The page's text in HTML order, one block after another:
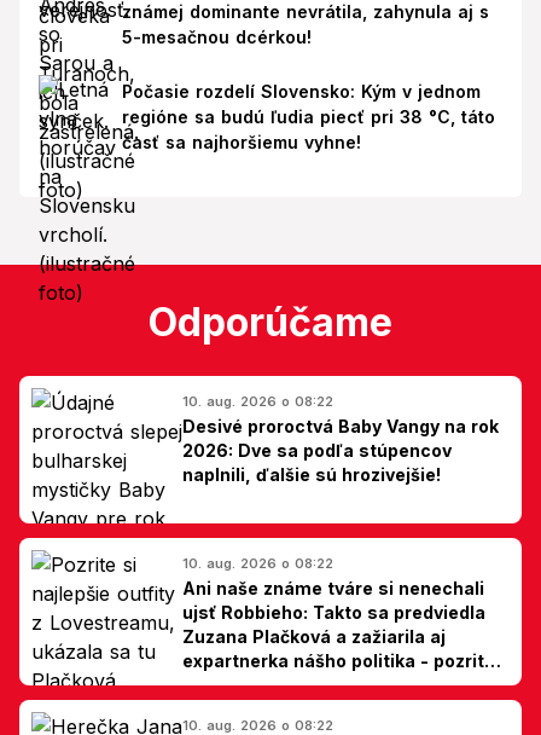
známej dominante nevrátila, zahynula aj s
5-mesačnou dcérkou!
Počasie rozdelí Slovensko: Kým v jednom
regióne sa budú ľudia piecť pri 38 °C, táto
časť sa najhoršiemu vyhne!
Odporúčame
10. aug. 2026 o 08:22
Desivé proroctvá Baby Vangy na rok
2026: Dve sa podľa stúpencov
naplnili, ďalšie sú hrozivejšie!
10. aug. 2026 o 08:22
Ani naše známe tváre si nenechali
ujsť Robbieho: Takto sa predviedla
Zuzana Plačková a zažiarila aj
expartnerka nášho politika - pozrite
si TOP outfity z Lovestreamu
10. aug. 2026 o 08:22